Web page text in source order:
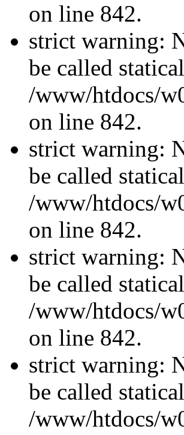
on line 842.
strict warning:
be called
/www/htdocs/
on line 842.
strict warning:
be called
/www/htdocs/
on line 842.
strict warning:
be called
/www/htdocs/
on line 842.
strict warning:
be called
/www/htdocs/